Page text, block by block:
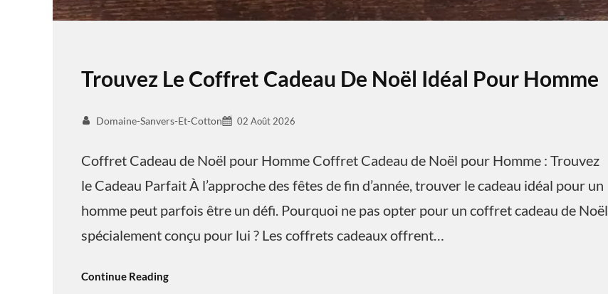
Trouvez Le Coffret Cadeau De Noël Idéal Pour Homme
Domaine-Sanvers-Et-Cotton 02 Août 2026
Coffret Cadeau de Noël pour Homme Coffret Cadeau de Noël pour Homme : Trouvez
le Cadeau Parfait À l’approche des fêtes de fin d’année, trouver le cadeau idéal pour un
homme peut parfois être un défi. Pourquoi ne pas opter pour un coffret cadeau de Noël
spécialement conçu pour lui ? Les coffrets cadeaux offrent…
Continue Reading